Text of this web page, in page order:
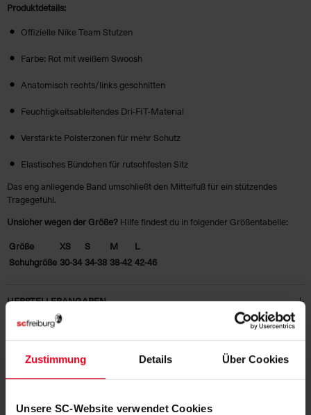
Zustimmung Details Über Cookies
Unsere SC-Website verwendet Cookies
Produktdetails:
Offizielle Nike Team Stutzen
Farbe: Rot mit weißem Swoosh
Anatomisch rechts/links geschnitten
Feuchtigkeitsableitendes Dri-FIT-Material
Verstärkte Polsterzonen für mehr Schutz
Elastisches Bündchen für rutschfesten Sitz
Das eng anliegende Band umschließt den Mittelfuß für ein stützendes
Tragegefühl.
Unsicher wegen der Größe? Hilfe findest du in folgenderGrößentabelle:
Größe
XS S M
L
Schuhgröße 30-34 34-38 38-42 42-46
HERSTELLERANGABEN